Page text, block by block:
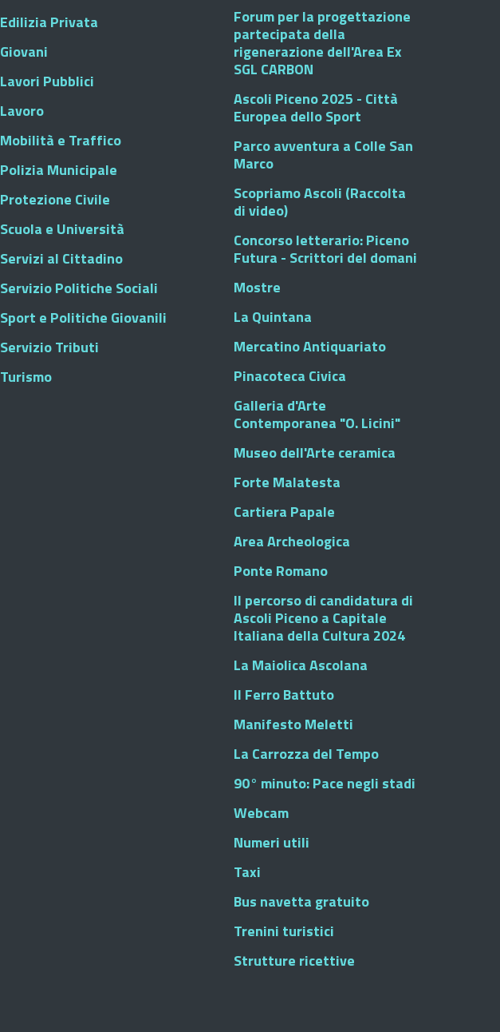
Edilizia Privata
Giovani
Lavori Pubblici
Lavoro
Mobilità e Traffico
Polizia Municipale
Protezione Civile
Scuola e Università
Servizi al Cittadino
Servizio Politiche Sociali
Sport e Politiche Giovanili
Servizio Tributi
Turismo
Forum per la progettazione
partecipata della
rigenerazione dell'Area Ex
SGL CARBON
Ascoli Piceno 2025 - Città
Europea dello Sport
Parco avventura a Colle San
Marco
Scopriamo Ascoli (Raccolta
di video)
Concorso letterario: Piceno
Futura - Scrittori del domani
Mostre
La Quintana
Mercatino Antiquariato
Pinacoteca Civica
Galleria d'Arte
Contemporanea "O. Licini"
Museo dell'Arte ceramica
Forte Malatesta
Cartiera Papale
Area Archeologica
Ponte Romano
Il percorso di candidatura di
Ascoli Piceno a Capitale
Italiana della Cultura 2024
La Maiolica Ascolana
Il Ferro Battuto
Manifesto Meletti
La Carrozza del Tempo
90° minuto: Pace negli stadi
Webcam
Numeri utili
Taxi
Bus navetta gratuito
Trenini turistici
Strutture ricettive